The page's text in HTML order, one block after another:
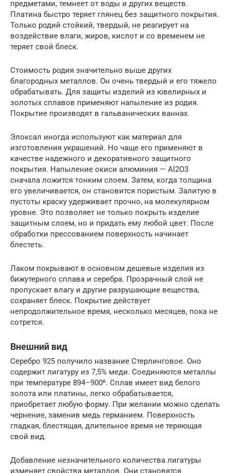
предметами, темнеет от воды и других веществ.
Платина быстро теряет глянец без защитного покрытия.
Только родий стойкий, твердый, не реагирует на
воздействие влаги, жиров, кислот и со временем не
теряет свой блеск.
Стоимость родия значительно выше других
благородных металлов. Он очень твердый и его тяжело
обрабатывать. Для защиты изделий из ювелирных и
золотых сплавов применяют напыление из родия.
Покрытие производят в гальванических ваннах.
Элоксал иногда используют как материал для
изготовления украшений. Но чаще его применяют в
качестве надежного и декоративного защитного
покрытия. Напыление окиси алюминия — Al2O3
сначала ложится тонким слоем. Затем, когда толщина
его увеличивается, он становится пористым. Залитую в
пустоты краску удерживает прочно, на молекулярном
уровне. Это позволяет не только покрыть изделие
защитным слоем, но и придать ему любой цвет. После
обработки прессованием поверхность начинает
блестеть.
Лаком покрывают в основном дешевые изделия из
бижутерного сплава и серебра. Прозрачный слой не
пропускает влагу и другие разрушающие вещества,
сохраняет блеск. Покрытие действует
непродолжительное время, несколько месяцев, пока не
сотрется.
Внешний вид
Серебро 925 получило название Стерлинговое. Оно
содержит лигатуру из 7,5% меди. Соединяются металлы
при температуре 894–900⁰. Сплав имеет вид белого
золота или платины, легко обрабатывается,
приобретает любую форму. При желании можно сделать
чернение, заменив медь германием. Поверхность
гладкая, блестящая, длительное время не теряющая
свой вид.
Добавление незначительного количества лигатуры
изменяет свойства металлов. Они становятся